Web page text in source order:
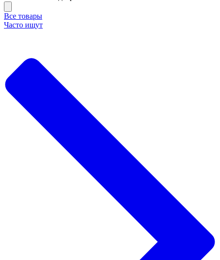
Все товары
Часто ищут